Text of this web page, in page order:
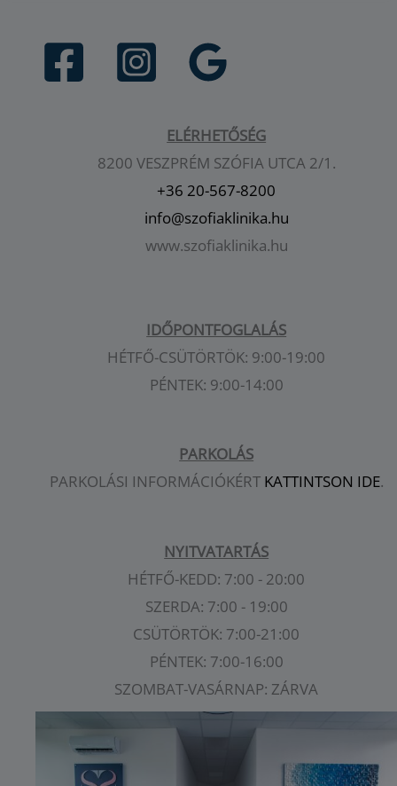
ELÉRHETŐSÉG
8200 VESZPRÉM SZÓFIA UTCA 2/1.
+36 20-567-8200
info@szofiaklinika.hu
www.szofiaklinika.hu
IDŐPONTFOGLALÁS
HÉTFŐ-CSÜTÖRTÖK: 9:00-19:00
PÉNTEK: 9:00-14:00
PARKOLÁS
PARKOLÁSI INFORMÁCIÓKÉRT KATTINTSON IDE.
NYITVATARTÁS
HÉTFŐ-KEDD: 7:00 - 20:00
SZERDA: 7:00 - 19:00
CSÜTÖRTÖK: 7:00-21:00
PÉNTEK: 7:00-16:00
SZOMBAT-VASÁRNAP: ZÁRVA